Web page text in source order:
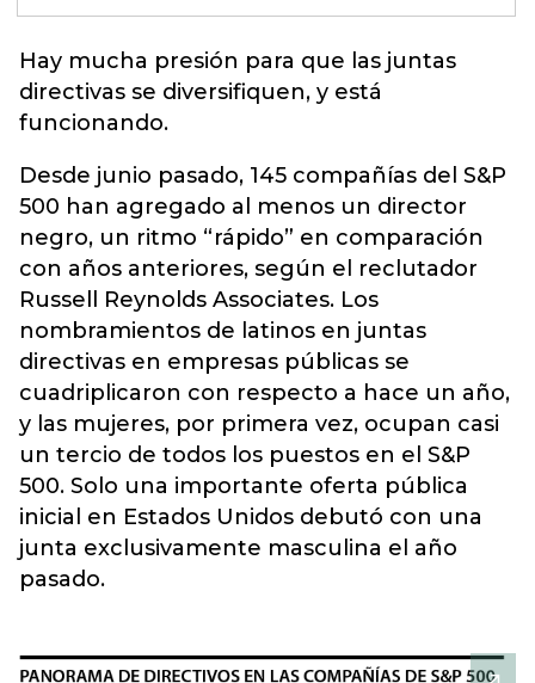
Hay mucha presión para que las juntas
directivas se diversifiquen, y está
funcionando.
Desde junio pasado, 145 compañías del S&P
500 han agregado al menos un director
negro, un ritmo “rápido” en comparación
con años anteriores, según el reclutador
Russell Reynolds Associates. Los
nombramientos de latinos en juntas
directivas en empresas públicas se
cuadriplicaron con respecto a hace un año,
y las mujeres, por primera vez, ocupan casi
un tercio de todos los puestos en el S&P
500. Solo una importante oferta pública
inicial en Estados Unidos debutó con una
junta exclusivamente masculina el año
pasado.